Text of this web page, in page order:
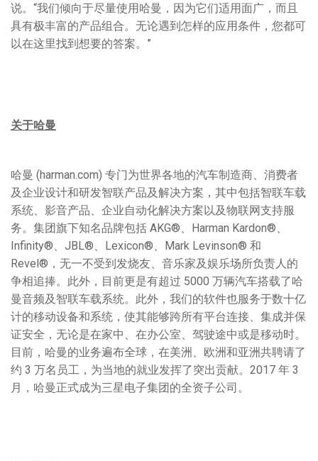
说。“我们倾向于尽量使用哈曼，因为它们适用面广，而且
具有极丰富的产品组合。无论遇到怎样的应用条件，您都可
以在这里找到想要的答案。”
关于哈曼
哈曼 (harman.com) 专门为世界各地的汽车制造商、消费者
及企业设计和研发智联产品及解决方案，其中包括智联车载
系统、影音产品、企业自动化解决方案以及物联网支持服
务。集团旗下知名品牌包括 AKG®、Harman Kardon®、
Infinity®、JBL®、Lexicon®、Mark Levinson® 和
Revel®，无一不受到发烧友、音乐家及娱乐场所负责人的
争相追捧。此外，目前更是有超过 5000 万辆汽车搭载了哈
曼音频及智联车载系统。此外，我们的软件也服务于数十亿
计的移动设备和系统，使其能够跨所有平台连接、集成并保
证安全，无论是在家中、在办公室、驾驶途中或是移动时。
目前，哈曼的业务遍布全球，在美洲、欧洲和亚洲共聘请了
约 3 万名员工，为当地的就业发挥了突出贡献。2017 年 3
月，哈曼正式成为三星电子集团的全资子公司。